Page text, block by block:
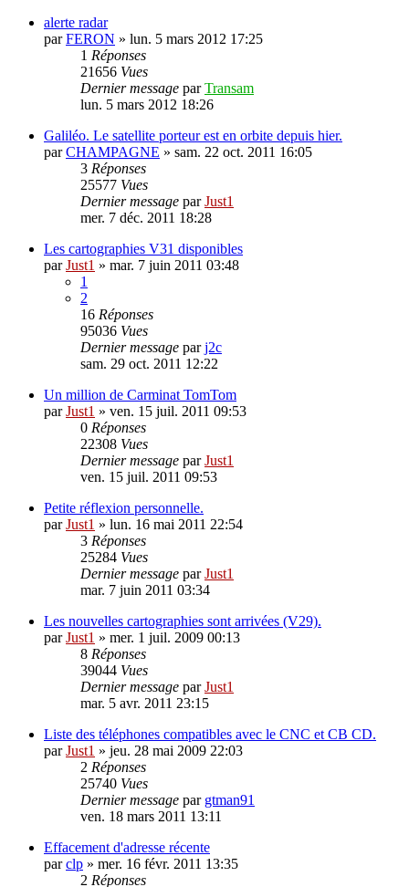
alerte radar
parFERON » lun. 5 mars 2012 17:25
1 Réponses
21656 Vues
Dernier message parTransam
lun. 5 mars 2012 18:26
Galiléo. Le satellite porteur est en orbite depuis hier.
parCHAMPAGNE » sam. 22 oct. 2011 16:05
3 Réponses
25577 Vues
Dernier message parJust1
mer. 7 déc. 2011 18:28
Les cartographies V31 disponibles
parJust1 » mar. 7 juin 2011 03:48
1
2
16 Réponses
95036 Vues
Dernier message parj2c
sam. 29 oct. 2011 12:22
Un million de Carminat TomTom
parJust1 » ven. 15 juil. 2011 09:53
0 Réponses
22308 Vues
Dernier message parJust1
ven. 15 juil. 2011 09:53
Petite réflexion personnelle.
parJust1 » lun. 16 mai 2011 22:54
3 Réponses
25284 Vues
Dernier message parJust1
mar. 7 juin 2011 03:34
Les nouvelles cartographies sont arrivées (V29).
parJust1 » mer. 1 juil. 2009 00:13
8 Réponses
39044 Vues
Dernier message parJust1
mar. 5 avr. 2011 23:15
Liste des téléphones compatibles avec le CNC et CB CD.
parJust1 » jeu. 28 mai 2009 22:03
2 Réponses
25740 Vues
Dernier message par gtman91
ven. 18 mars 2011 13:11
Effacement d'adresse récente
parclp » mer. 16 févr. 2011 13:35
2 Réponses